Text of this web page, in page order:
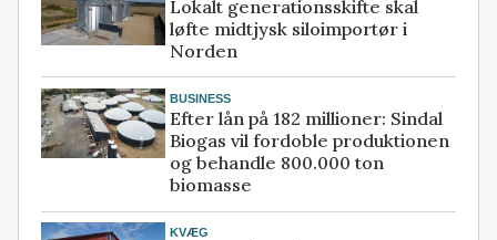
Lokalt generationsskifte skal
løfte midtjysk siloimportør i
Norden
BUSINESS
Efter lån på 182 millioner: Sindal
Biogas vil fordoble produktionen
og behandle 800.000 ton
biomasse
KVÆG